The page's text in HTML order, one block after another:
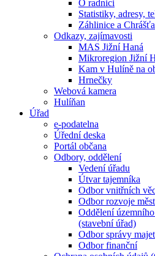
O radnici
Statistiky, adresy,
Záhlinice a
Odkazy, zajímavosti
MAS Jižní Haná
Mikroregion Jižní
Kam v Hulíně na
Hrnečky
Webová kamera
Hulíňan
Úřad
e-podatelna
Úřední deska
Portál občana
Odbory, oddělení
Vedení úřadu
Útvar tajemníka
Odbor vnitřních
Odbor rozvoje
Oddělení
(stavební úřad)
Odbor správy
Odbor finanční